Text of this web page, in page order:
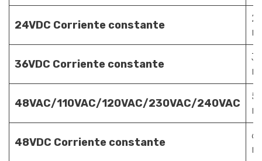
24VDC Corriente constante
36VDC Corriente constante
48VAC/110VAC/120VAC/230VAC/240VAC
48VDC Corriente constante